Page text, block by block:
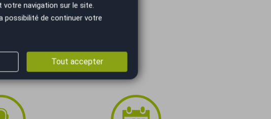
navigation sur le site.
possibilité de continuer votre
Tout accepter